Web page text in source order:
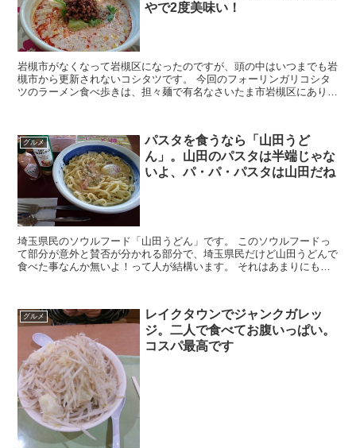
やで2度美味い！
岩槻市がなくなって岩槻区になったのですが、頭の中はいつまでも岩
槻市から更新されないコシタツです。 今回のフォーリンガリコシタ
ツのラーメン食べ歩きは、担々麺で有名なさいたま市岩槻区にありま
グルメ
パスタを食うなら「山田うど
ん」。山田のパスタは半端じゃな
いよ、パ・パ・パスタは山田だね
埼玉県民のソウルフード「山田うどん」です。 このソウルフードっ
て部分が意外と賛否が分かれる部分で、埼玉県民だけど山田うどんで
食べた事なんか無いよ！って人が結構います。 それはあまりにも哀
グルメ
レイクタウンでジャンクガレッ
ジ。二人で食べてお腹いっぱい。
コスパ最高です